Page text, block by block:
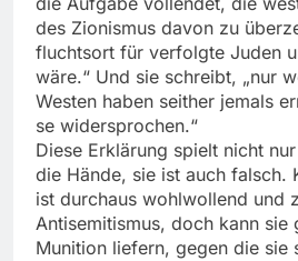
des Zionismus davon zu
fluchtsort für verfolgte Juden
wäre.“ Und sie schreibt, „nur
Westen haben seither jemals
se widersprochen.“
Diese Erklärung spielt nicht
die Hände, sie ist auch falsch.
ist durchaus wohlwollend und
Antisemitismus, doch kann sie
Munition liefern, gegen die sie